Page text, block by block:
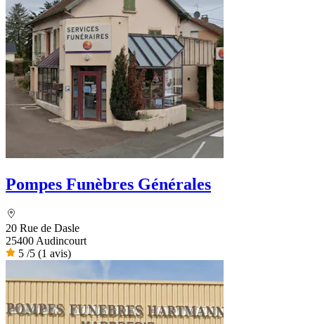
Pompes Funèbres Générales
20 Rue de Dasle
25400 Audincourt
5 /5 (1 avis)